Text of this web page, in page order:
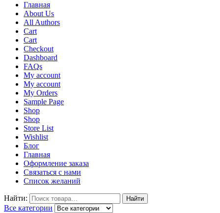
Главная
About Us
All Authors
Cart
Cart
Checkout
Dashboard
FAQs
My account
My account
My Orders
Sample Page
Shop
Shop
Store List
Wishlist
Блог
Главная
Оформление заказа
Связаться с нами
Список желаний
Найти: Найти
Все категории